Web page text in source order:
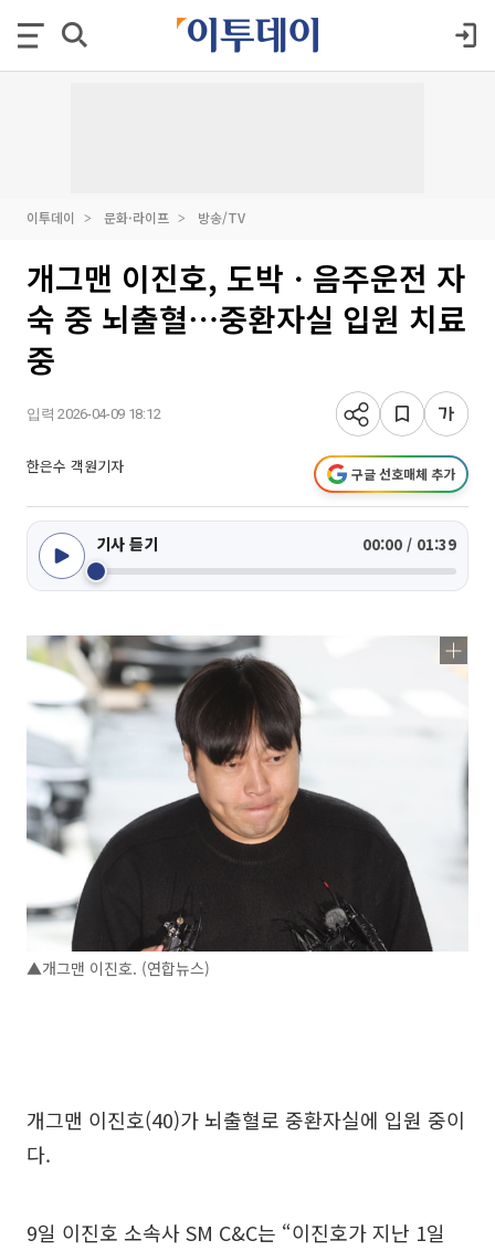
이투데이 문화·라이프 방송/TV
개그맨 이진호, 도박ㆍ음주운전 자
숙 중 뇌출혈⋯중환자실 입원 치료
중
입력 2026-04-09 18:12
한은수 객원기자 구글 선호매체 추가
기사 듣기 00:00 / 01:39
▲개그맨 이진호. (연합뉴스)
개그맨 이진호(40)가 뇌출혈로 중환자실에 입원 중이
다.
9일 이진호 소속사 SM C&C는 “이진호가 지난 1일